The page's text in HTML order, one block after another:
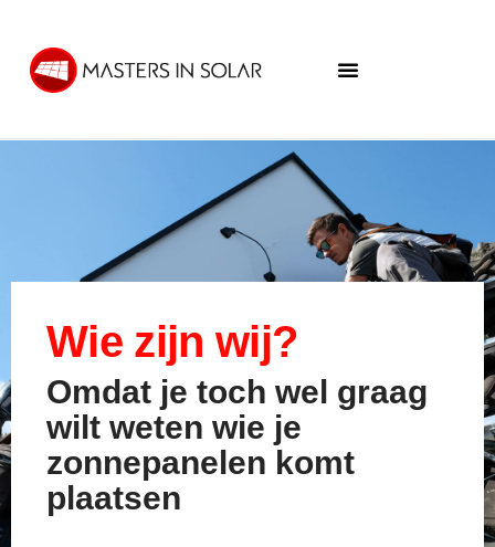
Wie zijn wij?
Omdat je toch wel graag
wilt weten wie je
zonnepanelen komt
plaatsen